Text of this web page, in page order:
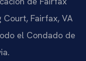
Fairfax, VA
el Condado de